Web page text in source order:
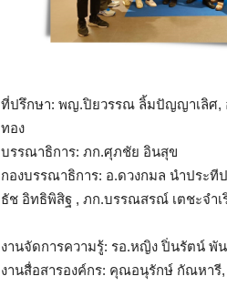
ที่ปรึกษา: พญ.ปิยวรรณ ลิ้มปัญญาเลิศ,
ทอง
บรรณาธิการ: ภก.ศุภชัย อินสุข
กองบรรณาธิการ: อ.ดวงกมล นำปร
ธัช อิทธิพิสิฐ , ภก.บรรณสรณ์ เตชะจำ
งานจัดการความรู้: รอ.หญิง ปิ่นรัตน์
งานสื่อสารองค์กร: คุณอนุรักษ์ กัณห